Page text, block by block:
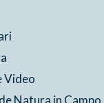
Video
Natura in Campo